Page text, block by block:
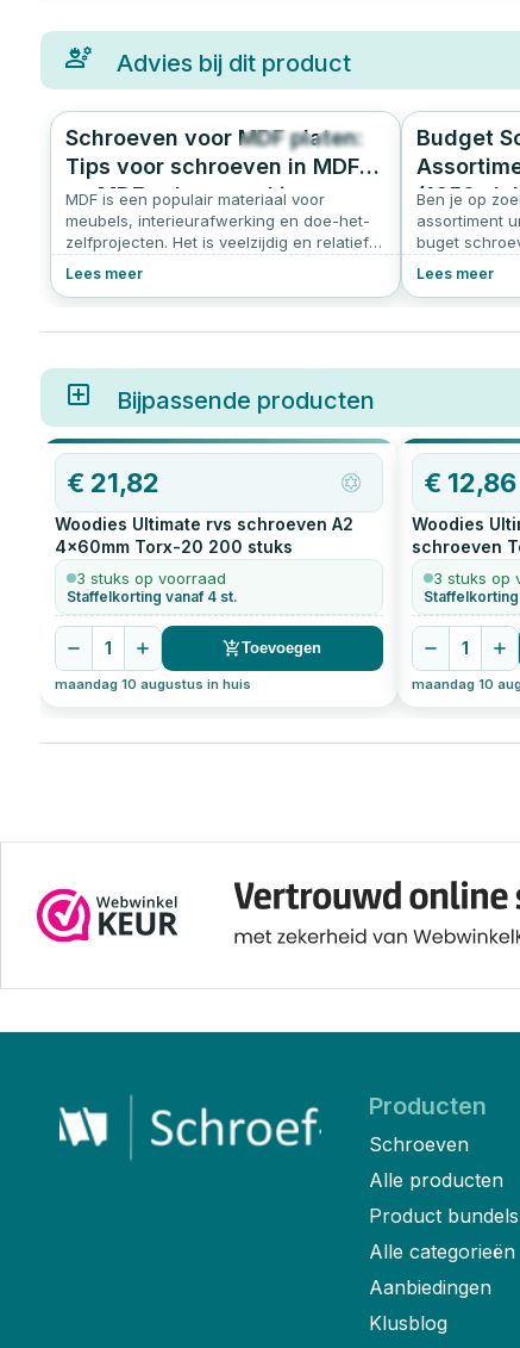
Advies bij dit product
2838 4.8
Schroeven voor MDF platen:
Tips voor schroeven in MDF
en MDF schroeven kiezen
MDF is een populair materiaal voor
meubels, interieurafwerking en doe-het-
zelfprojecten. Het is veelzijdig en relatief
met MDF vereist de juiste technieken en
artikel lees je alles over het kiezen van de
Lees meer
Budget
(1650-
Inclusief
Ben je op
assortiment
buget
je klaar voor
Lees meer
Bijpassende producten
€ 21,82
Woodies Ultimate rvs schroeven A2
4x60mm Torx-20 200 stuks
3 stuks op voorraad
Staffelkorting vanaf 4 st.
1 Toevoegen
maandag 10 augustus in huis
€ 12,86
Woodies
schroeven
3 stuks op
1
maandag 10
Producten
Schroeven
Alle producten
Product bundels
Alle categorieën
Aanbiedingen
Klusblog